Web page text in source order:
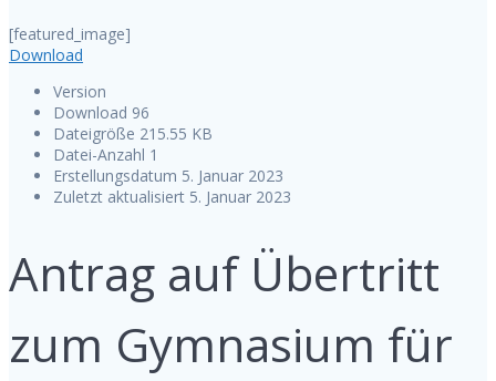
[featured_image]
Download
Version
Download 96
Dateigröße 215.55 KB
Datei-Anzahl 1
Erstellungsdatum 5. Januar 2023
Zuletzt aktualisiert 5. Januar 2023
Antrag auf Übertritt
zum Gymnasium für